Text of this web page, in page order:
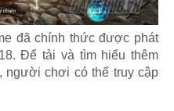
đã chính thức được phát
Để tải và tìm hiểu thêm
người chơi có thể truy cập